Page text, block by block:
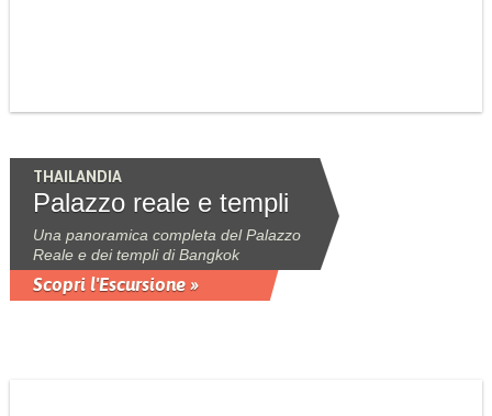
THAILANDIA
Palazzo reale e templi
Una panoramica completa del Palazzo
Reale e dei templi di Bangkok
Scopri l'Escursione »